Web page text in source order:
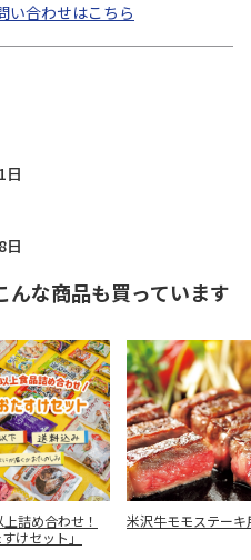
い合わせはこちら
日
日
んな商品も買っています
上詰め合わせ！
けセット」
米沢牛モモステーキ